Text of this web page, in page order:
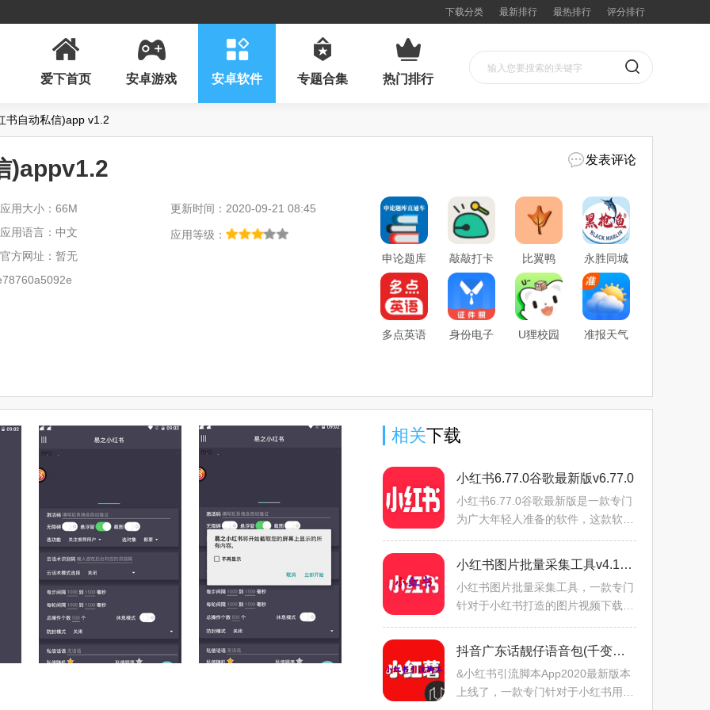
下载分类 最新排行 最热排行 评分排行
爱下首页 安卓游戏 安卓软件 专题合集 热门排行
自动私信)app v1.2
)appv1.2 发表评论
应用大小：66M
更新时间：2020-09-21 08:45
应用语言：中文
应用等级：
官方网址：暂无
申论题库
直通车安
卓版手机
版
敲敲打卡
2026官方
最新版本
比翼鸭
(同城交
友平台)
永胜同城
(便民购
物平台)
多点英语
身份电子
U狸校园
准报天气
相关下载
小红书6.77.0谷歌最新版v6.77.0
小红书6.77.0谷歌最新版是一款专门
为广大年轻人准备的软件，这款软件
进行互动交流，而且还有非常的多的
明星在上面发布自己的生
小红书图片批量采集工具v4.10.100
小红书图片批量采集工具，一款专门
针对于小红书打造的图片视频下载应
容，一键提取，无水印保存至本地，
享受最全面的下载体验！
抖音广东话靓仔语音包(千变语音)v1.7.0安卓防封版
&小红书引流脚本App2020最新版本
上线了，一款专门针对于小红书用户